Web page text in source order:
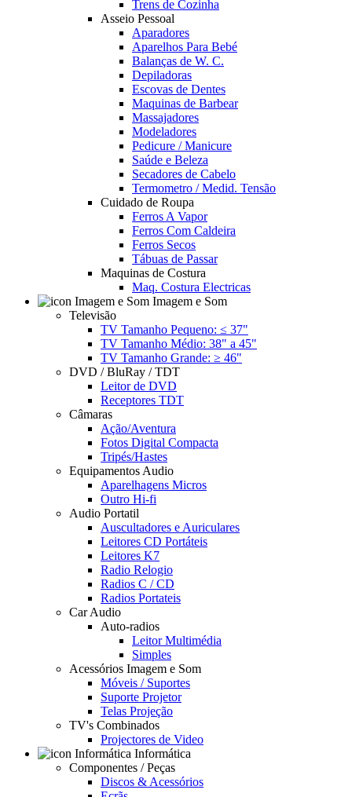
Trens de Cozinha
Asseio Pessoal
Aparadores
Aparelhos Para Bebé
Balanças de W. C.
Depiladoras
Escovas de Dentes
Maquinas de Barbear
Massajadores
Modeladores
Pedicure / Manicure
Saúde e Beleza
Secadores de Cabelo
Termometro / Medid. Tensão
Cuidado de Roupa
Ferros A Vapor
Ferros Com Caldeira
Ferros Secos
Tábuas de Passar
Maquinas de Costura
Maq. Costura Electricas
Imagem e Som
Televisão
TV Tamanho Pequeno: ≤ 37"
TV Tamanho Médio: 38" a 45"
TV Tamanho Grande: ≥ 46"
DVD / BluRay / TDT
Leitor de DVD
Receptores TDT
Câmaras
Ação/Aventura
Fotos Digital Compacta
Tripés/Hastes
Equipamentos Audio
Aparelhagens Micros
Outro Hi-fi
Audio Portatil
Auscultadores e Auriculares
Leitores CD Portáteis
Leitores K7
Radio Relogio
Radios C / CD
Radios Portateis
Car Audio
Auto-radios
Leitor Multimédia
Simples
Acessórios Imagem e Som
Móveis / Suportes
Suporte Projetor
Telas Projeção
TV's Combinados
Projectores de Video
Informática
Componentes / Peças
Discos & Acessórios